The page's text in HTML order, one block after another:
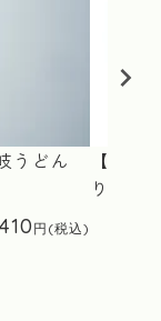
うどん
410
【瀬
り10袋